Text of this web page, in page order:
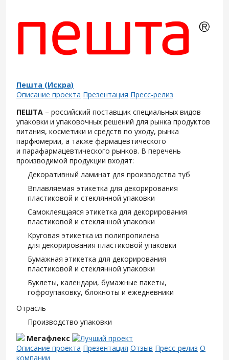
Пешта (Искра)
Описание проекта Презентация Пресс-релиз
ПЕШТА – российский поставщик специальных видов
упаковки и упаковочных решений для рынка продуктов
питания, косметики и средств по уходу, рынка
парфюмерии, а также фармацевтического
и парафармацевтического рынков. В перечень
производимой продукции входят:
Декоративный ламинат для производства туб
Вплавляемая этикетка для декорирования
пластиковой и стеклянной упаковки
Самоклеящаяся этикетка для декорирования
пластиковой и стеклянной упаковки
Круговая этикетка из полипропилена
для декорирования пластиковой упаковки
Бумажная этикетка для декорирования
пластиковой и стеклянной упаковки
Буклеты, календари, бумажные пакеты,
гофроупаковку, блокноты и ежедневники
Отрасль
Производство упаковки
Мегафлекс
Описание проекта Презентация Отзыв Пресс-релиз О
компании